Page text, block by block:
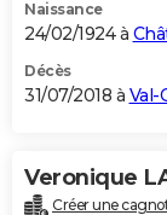
Naissance
24/02/1924 à
Décès
31/07/2018 à Val-
Veronique
Créer une